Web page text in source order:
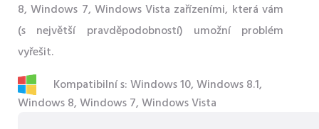
8, Windows 7, Windows Vista zařízeními, která vám
(s největší pravděpodobností) umožní problém
vyřešit.
Kompatibilní s: Windows 10, Windows 8.1,
Windows 8, Windows 7, Windows Vista